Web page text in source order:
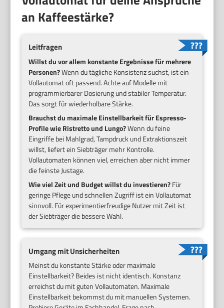
an Kaffeestärke?
Leitfragen
Willst du vor allem konstante Ergebnisse für mehrere
Personen?Wenn du tägliche Konsistenz suchst, ist ein
Vollautomat oft passend. Achte auf Modelle mit
programmierbarer Dosierung und stabiler Temperatur.
Das sorgt für wiederholbare Stärke.
Brauchst du maximale Einstellbarkeit für Espresso-
Profile wie Ristretto und Lungo?Wenn du feine
Eingriffe bei Mahlgrad, Tampdruck und Extraktionszeit
willst, liefert ein Siebträger mehr Kontrolle.
Vollautomaten können viel, erreichen aber nicht immer
die feinste Justage.
Wie viel Zeit und Budget willst du investieren?Für
geringe Pflege und schnellen Zugriff ist ein Vollautomat
sinnvoll. Für experimentierfreudige Nutzer mit Zeit ist
der Siebträger die bessere Wahl.
Umgang mit Unsicherheiten
Meinst du konstante Stärke oder maximale
Einstellbarkeit? Beides ist nicht identisch. Konstanz
erreichst du mit guten Vollautomaten. Maximale
Einstellbarkeit bekommst du mit manuellen Systemen.